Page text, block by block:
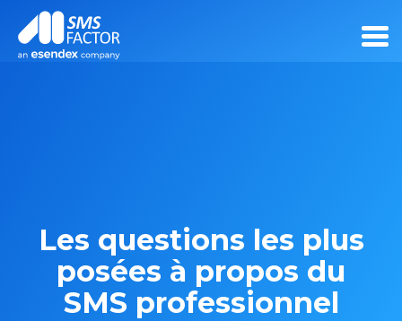
Les questions les plus
posées à propos du
SMS professionnel